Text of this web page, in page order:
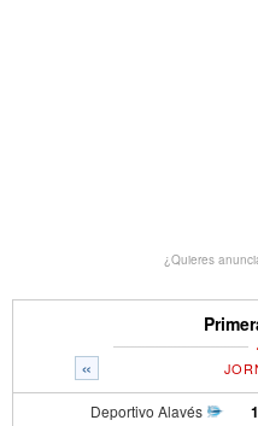
¿Quieres
«
Deportivo Alavés 1